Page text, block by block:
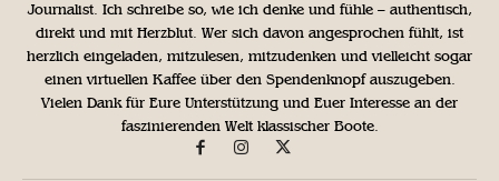
Journalist. Ich schreibe so, wie ich denke und fühle – authentisch,
direkt und mit Herzblut. Wer sich davon angesprochen fühlt, ist
herzlich eingeladen, mitzulesen, mitzudenken und vielleicht sogar
einen virtuellen Kaffee über den Spendenknopf auszugeben.
Vielen Dank für Eure Unterstützung und Euer Interesse an der
faszinierenden Welt klassischer Boote.